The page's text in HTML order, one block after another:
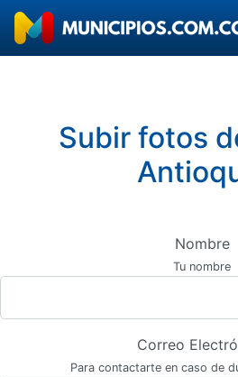
Subir fotos
Nombre
Tu nombre
Correo
Para contactarte en caso de